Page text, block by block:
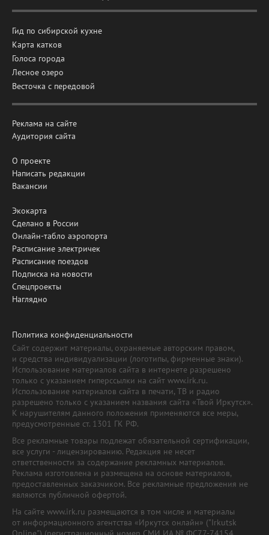
Гид по сибирской кухне
Карта катков
Голоса города
Лесное озеро
Весточка с передовой
Реклама на сайте
Аудитория сайта
О проекте
Написать редакции
Вакансии
Экокарта
Сделано в России
Онлайн-табло аэропорта
Расписание электричек
Расписание поездов
Подписка на новости
Спецпроекты
Наглядно
Политика конфиденциальности
Сайт содержит материалы, охраняемые авторским правом,
и средства индивидуализации (логотипы, фирменные знаки).
Использование материалов сайта в интернете разрешено
только с указанием гиперссылки на сайт www.irk.ru.
Использование материалов сайта в печати, ТВ и радио
разрешено только с указанием названия сайта «Твой Иркутск».
К нарушителям данного положения применяются все меры,
предусмотренные ст. 1301 ГК РФ.
Все рекламные товары подлежат обязательной сертификации,
все услуги - лицензированию. Редакция не несет
ответственности за содержание рекламных материалов.
Реклама изготовлена и размещена на основе материалов,
предоставленных заказчиком. Все рекламные предложения не
являются публичной офертой.
На сайте www.irk.ru размещаются в том числе и материалы
от информационного агентства «Иркутск онлайн» ("Irkutsk